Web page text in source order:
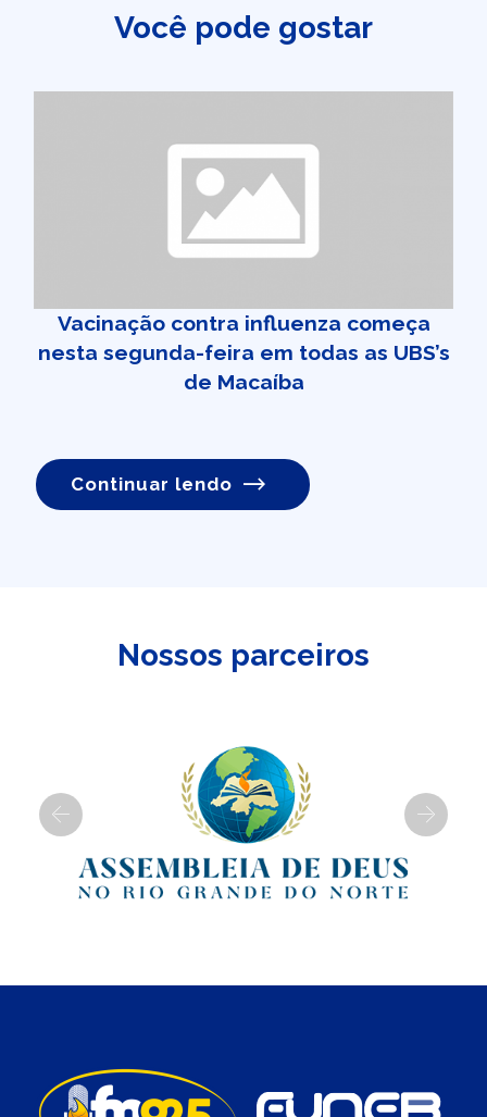
Você pode gostar
Vacinação contra influenza começa
nesta segunda-feira em todas as UBS’s
de Macaíba
Continuar lendo
Nossos parceiros
Previous Next